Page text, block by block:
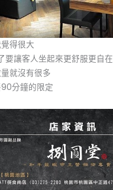
得很大
要讓客人坐起來更舒服更自在
就沒有很多
分鐘的限定